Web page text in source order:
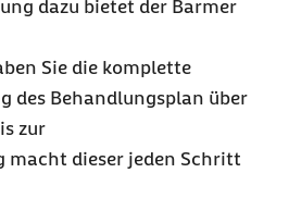
dazu bietet der Barmer
Sie die komplette
des Behandlungsplan über
zur
macht dieser jeden Schritt